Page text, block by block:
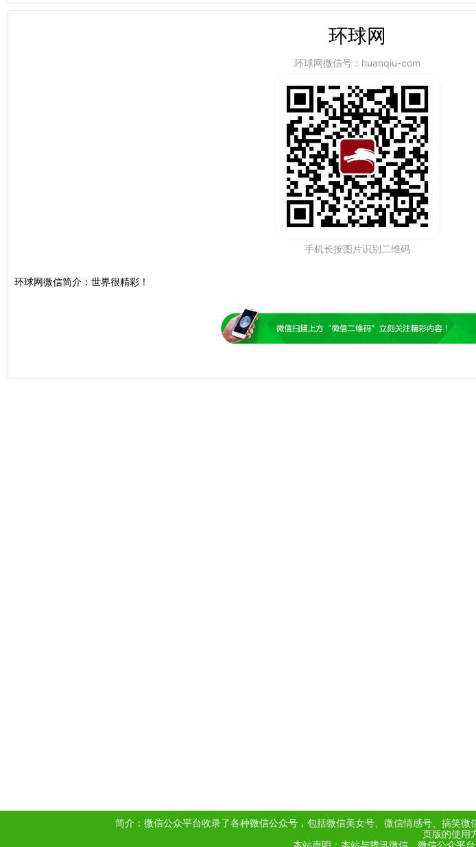
环球网
环球网微信号：huanqiu-com
手机长按图片识别二维码
环球网微信简介：世界很精彩！
简介： 微信公众平台收录了各种微信公众号 ，包括微信美女号、微信情感号、搞笑
页版的使用
本站声明：本站与腾讯微信、 微信公众平台